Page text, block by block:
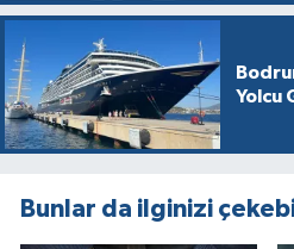
Yolcu
Bunlar da ilginizi